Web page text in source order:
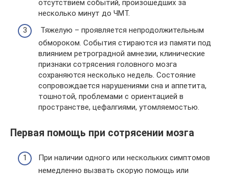
отсутствием событий, произошедших за
несколько минут до ЧМТ.
Тяжелую – проявляется непродолжительным
обмороком. События стираются из памяти под
влиянием ретроградной амнезии, клинические
признаки сотрясения головного мозга
сохраняются несколько недель. Состояние
сопровождается нарушениями сна и аппетита,
тошнотой, проблемами с ориентацией в
пространстве, цефалгиями, утомляемостью.
Первая помощь при сотрясении мозга
При наличии одного или нескольких симптомов
немедленно вызвать скорую помощь или